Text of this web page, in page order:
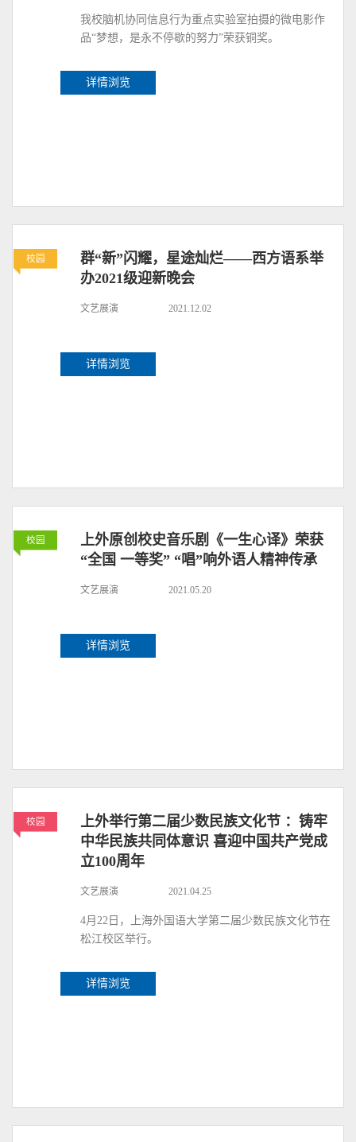
我校脑机协同信息行为重点实验室拍摄的微电影作
品“梦想，是永不停歇的努力”荣获铜奖。
详情浏览
校园
群“新”闪耀，星途灿烂——西方语系举
办2021级迎新晚会
文艺展演 2021.12.02
详情浏览
校园
上外原创校史音乐剧《一生心译》荣获
“全国 一等奖” “唱”响外语人精神传承
文艺展演 2021.05.20
详情浏览
校园
上外举行第二届少数民族文化节 ：铸牢
中华民族共同体意识 喜迎中国共产党成
立100周年
文艺展演 2021.04.25
4月22日，上海外国语大学第二届少数民族文化节在
松江校区举行。
详情浏览